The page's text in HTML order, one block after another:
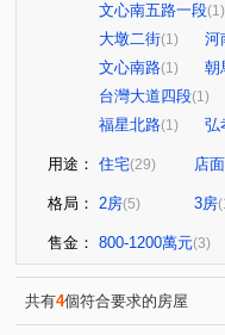
文心南五路一段(1)
大墩二街(1) 河
文心南路(1) 朝
台灣大道四段(1)
福星北路(1) 弘
用途： 住宅(29) 店面
格局： 2房(5) 3房
售金： 800-1200萬元(3)
共有4個符合要求的房屋